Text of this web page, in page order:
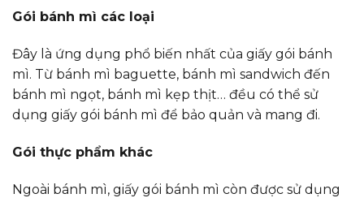
Gói bánh mì các loại
Đây là ứng dụng phổ biến nhất của giấy gói bánh
mì. Từ bánh mì baguette, bánh mì sandwich đến
bánh mì ngọt, bánh mì kẹp thịt… đều có thể sử
dụng giấy gói bánh mì để bảo quản và mang đi.
Gói thực phẩm khác
Ngoài bánh mì, giấy gói bánh mì còn được sử dụng